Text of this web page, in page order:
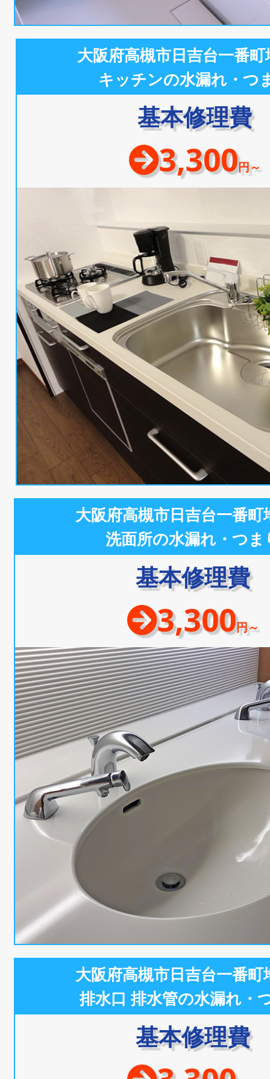
大阪府高槻市日吉台一番
キッチンの水漏れ・つ
基本修理費
3,300円～
大阪府高槻市日吉台一番町
洗面所の水漏れ・つま
基本修理費
3,300円～
大阪府高槻市日吉台一番町
排水口 排水管の水漏れ・
基本修理費